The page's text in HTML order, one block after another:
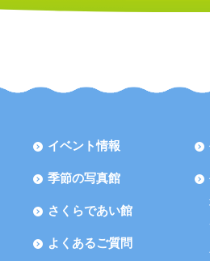
イベント情報
季節の写真館
さくらであい館
よくあるご質問